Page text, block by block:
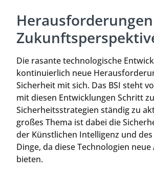
Die rasante technologische
kontinuierlich neue
Sicherheit mit sich. Das BSI steht
mit diesen Entwicklungen Schritt
Sicherheitsstrategien ständig zu
großes Thema ist dabei die
der Künstlichen Intelligenz und
Dinge, da diese Technologien
bieten.